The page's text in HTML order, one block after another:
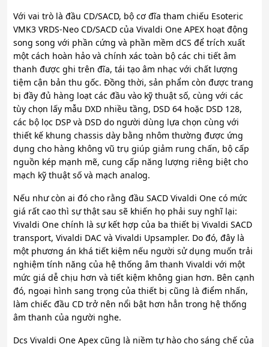
Với vai trò là đầu CD/SACD, bộ cơ đĩa tham chiếu Esoteric
VMK3 VRDS-Neo CD/SACD của Vivaldi One APEX hoạt động
song song với phần cứng và phần mềm dCS để trích xuất
một cách hoàn hảo và chính xác toàn bộ các chi tiết âm
thanh được ghi trên đĩa, tái tạo âm nhạc với chất lượng
tiệm cận bản thu gốc. Đồng thời, sản phẩm còn được trang
bị đầy đủ hàng loạt các đầu vào kỹ thuật số, cùng với các
tùy chọn lấy mẫu DXD nhiều tầng, DSD 64 hoặc DSD 128,
các bộ lọc DSP và DSD do người dùng lựa chọn cùng với
thiết kế khung chassis dày bằng nhôm thường được ứng
dụng cho hàng không vũ trụ giúp giảm rung chấn, bộ cấp
nguồn kép mạnh mẽ, cung cấp năng lượng riêng biệt cho
mạch kỹ thuật số và mạch analog.
Nếu như còn ai đó cho rằng đầu SACD Vivaldi One có mức
giá rất cao thì sự thật sau sẽ khiến họ phải suy nghĩ lại:
Vivaldi One chính là sự kết hợp của ba thiết bị Vivaldi SACD
transport, Vivaldi DAC và Vivaldi Upsampler. Do đó, đây là
một phương án khá tiết kiệm nếu người sử dụng muốn trải
nghiệm tính năng của hệ thống âm thanh Vivaldi với một
mức giá dễ chịu hơn và tiết kiệm không gian hơn. Bên cạnh
đó, ngoại hình sang trọng của thiết bị cũng là điểm nhấn,
làm chiếc đầu CD trở nên nổi bật hơn hẳn trong hệ thống
âm thanh của người nghe.
Dcs Vivaldi One Apex cũng là niềm tự hào cho sáng chế của